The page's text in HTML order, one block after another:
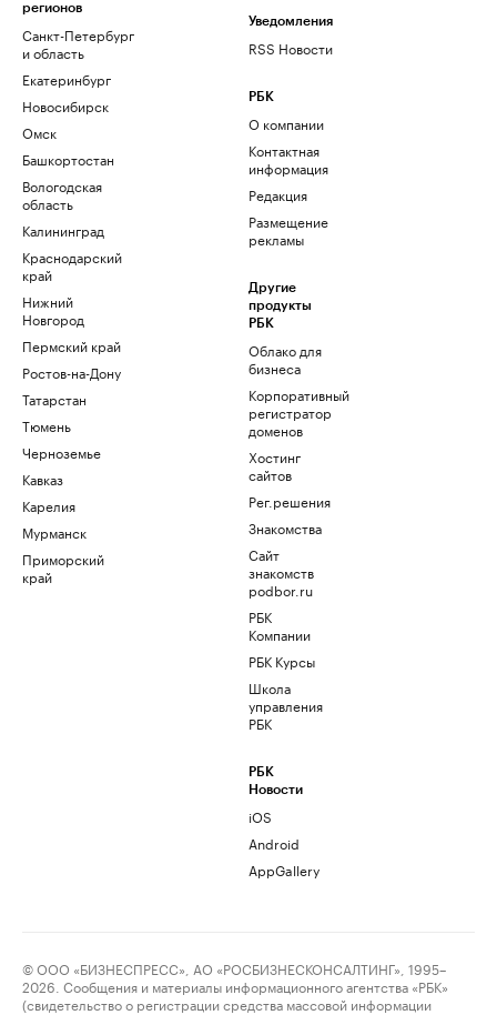
регионов
Санкт-Петербург
и область
Екатеринбург
Новосибирск
Омск
Башкортостан
Вологодская
область
Калининград
Краснодарский
край
Нижний
Новгород
Пермский край
Ростов-на-Дону
Татарстан
Тюмень
Черноземье
Кавказ
Карелия
Мурманск
Приморский
край
Уведомления
RSS Новости
РБК
О компании
Контактная
информация
Редакция
Размещение
рекламы
Другие
продукты
РБК
Облако для
бизнеса
Корпоративный
регистратор
доменов
Хостинг
сайтов
Рег.решения
Знакомства
Сайт
знакомств
podbor.ru
РБК
Компании
РБК Курсы
Школа
управления
РБК
РБК
Новости
iOS
Android
AppGallery
© ООО «БИЗНЕСПРЕСС», АО «РОСБИЗНЕСКОНСАЛТИНГ», 1995–
2026. Сообщения и материалы информационного агентства «РБК»
(свидетельство о регистрации средства массовой информации